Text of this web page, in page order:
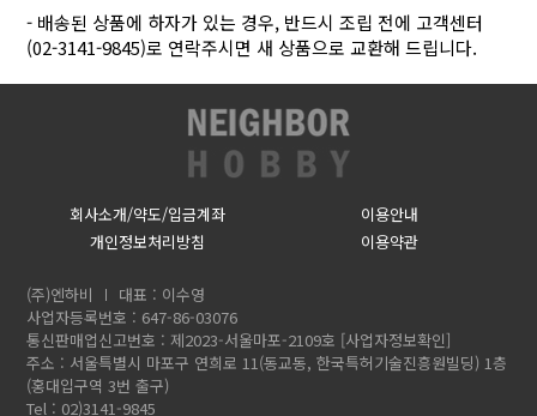
- 배송된 상품에 하자가 있는 경우, 반드시 조립 전에 고객센터
(02-3141-9845)로 연락주시면 새 상품으로 교환해 드립니다.
회사소개/약도/입금계좌
이용안내
개인정보처리방침
이용약관
(주)엔하비
대표 : 이수영
사업자등록번호 : 647-86-03076
통신판매업신고번호 : 제2023-서울마포-2109호 [사업자정보확인]
주소 : 서울특별시 마포구 연희로 11(동교동, 한국특허기술진흥원빌딩) 1층
(홍대입구역 3번 출구)
Tel : 02)3141-9845